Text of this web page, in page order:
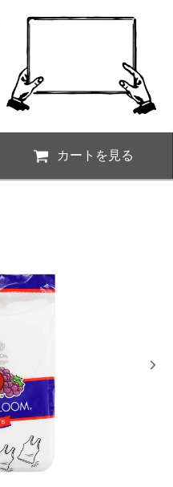
カートを見る